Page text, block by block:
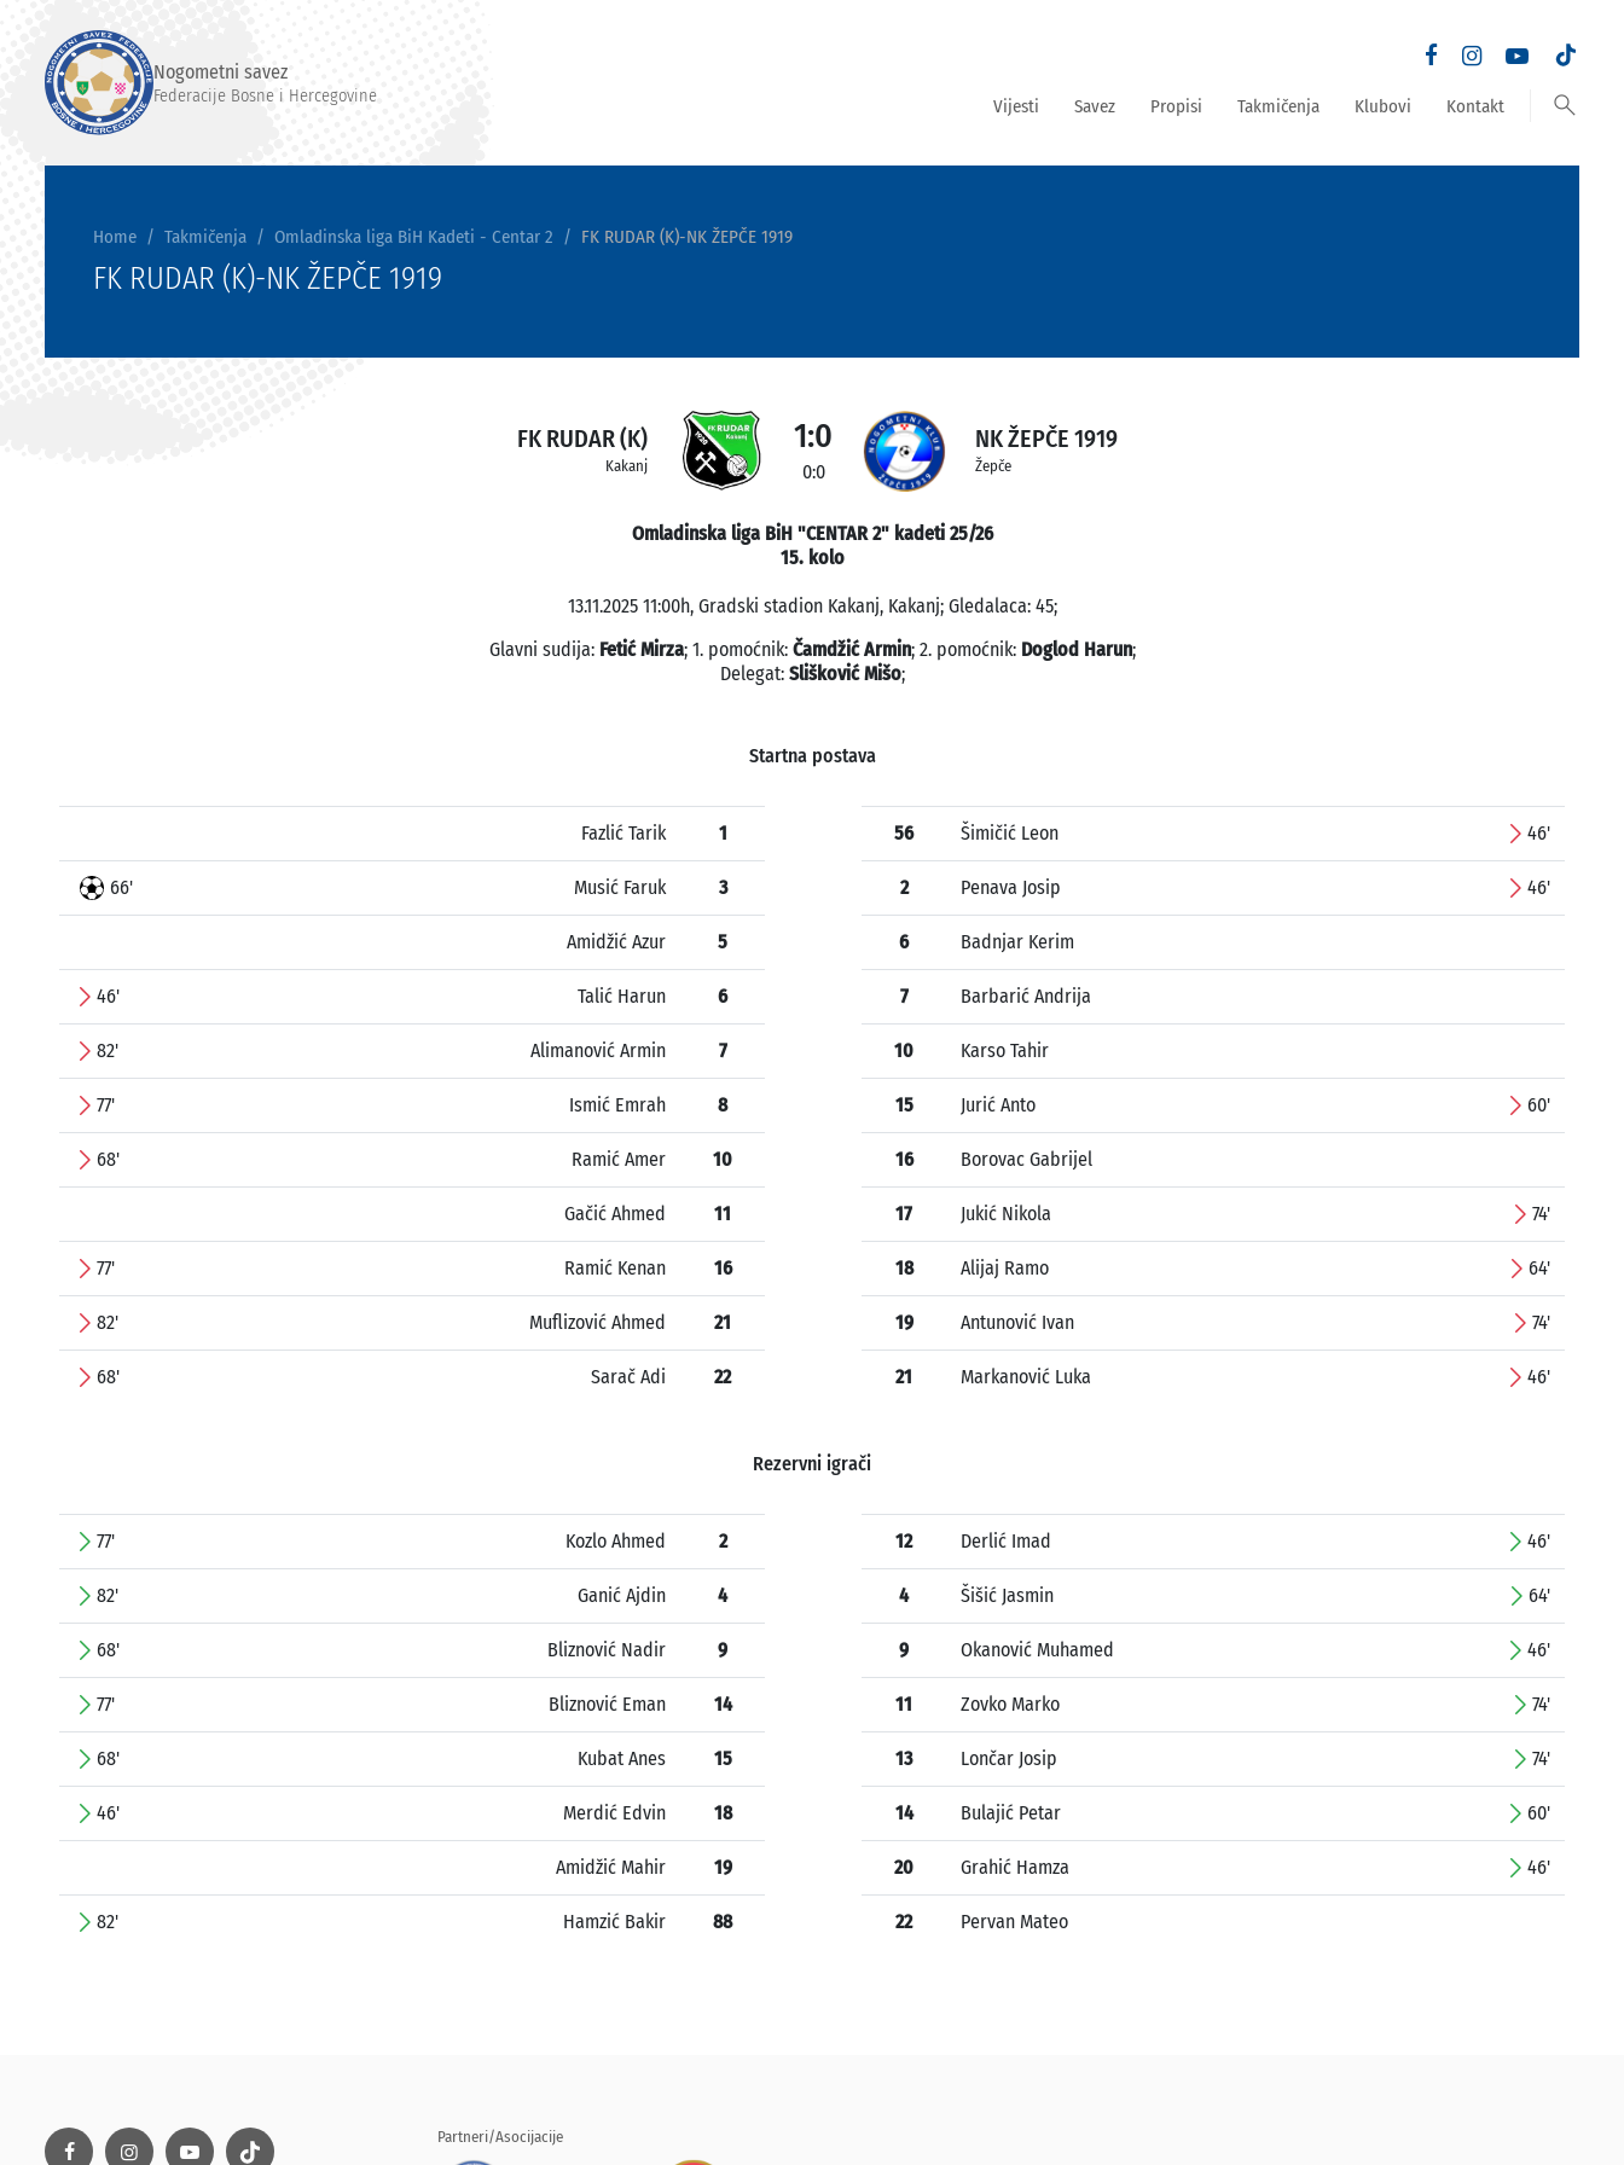
Nogometni savez
Federacije Bosne i Hercegovine Vijesti Savez Propisi Takmičenja Klubovi Kontakt search
Home Takmičenja Omladinska liga BiH Kadeti - Centar 2 FK RUDAR (K)-NK ŽEPČE 1919
FK RUDAR (K)-NK ŽEPČE 1919
FK RUDAR (K)
Kakanj
1:0
0:0
NK ŽEPČE 1919
Žepče
Omladinska liga BiH "CENTAR 2" kadeti 25/26
15. kolo
13.11.2025 11:00h, Gradski stadion Kakanj, Kakanj; Gledalaca: 45;
Glavni sudija: Fetić Mirza; 1. pomoćnik: Čamdžić Armin; 2. pomoćnik: Doglod Harun;
Delegat: Slišković Mišo;
Startna postava
Fazlić Tarik 1
66' Musić Faruk 3
Amidžić Azur 5
46' Talić Harun 6
82' Alimanović Armin 7
77' Ismić Emrah 8
68' Ramić Amer 10
Gačić Ahmed 11
77' Ramić Kenan 16
82' Muflizović Ahmed 21
68' Sarač Adi 22
56 Šimičić Leon 46'
2 Penava Josip 46'
6 Badnjar Kerim
7 Barbarić Andrija
10 Karso Tahir
15 Jurić Anto 60'
16 Borovac Gabrijel
17 Jukić Nikola 74'
18 Alijaj Ramo 64'
19 Antunović Ivan 74'
21 Markanović Luka 46'
Rezervni igrači
77' Kozlo Ahmed 2
82' Ganić Ajdin 4
68' Bliznović Nadir 9
77' Bliznović Eman 14
68' Kubat Anes 15
46' Merdić Edvin 18
Amidžić Mahir 19
82' Hamzić Bakir 88
12 Derlić Imad 46'
4 Šišić Jasmin 64'
9 Okanović Muhamed 46'
11 Zovko Marko 74'
13 Lončar Josip 74'
14 Bulajić Petar 60'
20 Grahić Hamza 46'
22 Pervan Mateo
Partneri/Asocijacije